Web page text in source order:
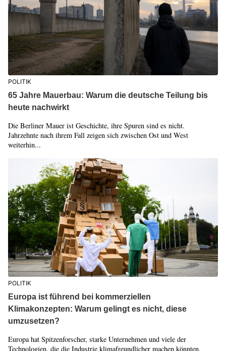
POLITIK
65 Jahre Mauerbau: Warum die deutsche Teilung bis
heute nachwirkt
Die Berliner Mauer ist Geschichte, ihre Spuren sind es nicht.
Jahrzehnte nach ihrem Fall zeigen sich zwischen Ost und West
weiterhin...
POLITIK
Europa ist führend bei kommerziellen
Klimakonzepten: Warum gelingt es nicht, diese
umzusetzen?
Europa hat Spitzenforscher, starke Unternehmen und viele der
Technologien, die die Industrie klimafreundlicher machen könnten.